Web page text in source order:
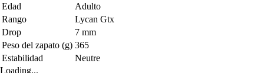
Edad
Adulto
Rango
Lycan Gtx
Drop
7 mm
Peso del zapato (g) 365
Estabilidad
Neutre
Loading...